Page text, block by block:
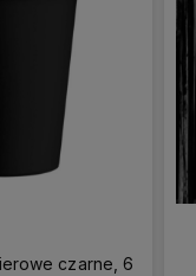
czarne, 6